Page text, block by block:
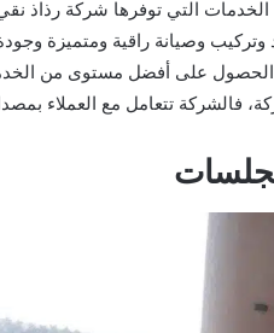
التي توفرها شركة رذاذ
وصيانة راقية ومتميزة وجودة
الحصول على أفضل مستوى من
فالشركة تتعامل مع العملاء